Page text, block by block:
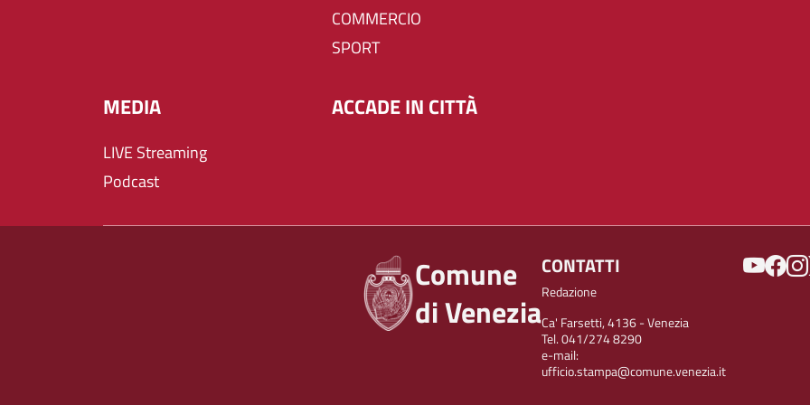
COMMERCIO
SPORT
MEDIA
LIVE Streaming
Podcast
ACCADE IN CITTÀ
Comune
di Venezia
CONTATTI
Redazione
Ca' Farsetti, 4136 - Venezia
Tel. 041/274 8290
e-mail:
ufficio.stampa@comune.venezia.it